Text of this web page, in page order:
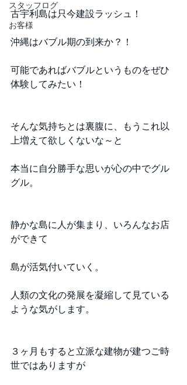
スタッフログ
お客様
古宇利島は只今建設ラッシュ！
沖縄はバブル期の到来か？！
可能であればバブルというものをぜひ
体験してみたい！
そんな気持ちとは裏腹に、もうこれ以
上増えて欲しくないな～と
本当に自分勝手な思いが心の中でグル
グル。
静かな島に人が集まり、いろんなお店
ができて
島が活気付いていく。
人類の文化の発展を凝縮して見ている
ような気がします。
３ヶ月もすると立派な建物が建つご時
世ではありますが